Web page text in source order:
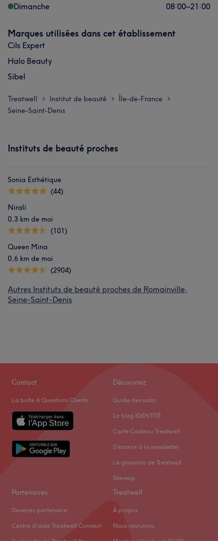
Dimanche
08:00–21:00
Marques utilisées dans cet établissement
Cils Expert
Halo Beauty
Sibel
Treatwell > Institut de beauté > Île-de-France >
Seine-Saint-Denis
Instituts de beauté proches
Sonia Esthétique
(44)
Nirali
0,3 km de moi
(101)
Queen Mina
0,6 km de moi
(2904)
Autres Instituts de beauté proches de Romainville,
Seine-Saint-Denis
Contact
La boîte à Questions Clients
Découvrez
Guide des soins
Le blog IDENTITÉ
Carte Cadeau Treatwell
S'inscrire à la newsletter
Le glossaire de Treatwell
Sitemap
Partenaires
Devenez partenaire
Centre d'aide Treatwell Connect
Treatwell
À propos
Nous recrutons